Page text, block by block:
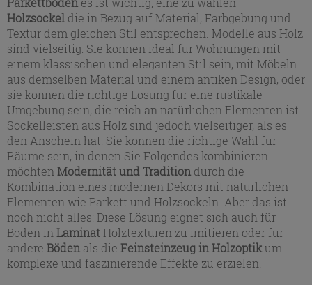
Holzsockel die in Bezug auf Material, Farbgebung und
Textur dem gleichen Stil entsprechen. Modelle aus Holz
sind vielseitig: Sie können ideal für Wohnungen mit
einem klassischen und eleganten Stil sein, mit Möbeln
aus demselben Material und einem antiken Design, oder
sie können die richtige Lösung für eine rustikale
Umgebung sein, die reich an natürlichen Elementen ist.
Sockelleisten aus Holz sind jedoch vielseitiger, als es
den Anschein hat: Sie können die richtige Wahl für
Räume sein, in denen Sie Folgendes kombinieren
möchten Modernität und Tradition durch die
Kombination eines modernen Dekors mit natürlichen
Elementen wie Parkett und Holzsockeln. Aber das ist
noch nicht alles: Diese Lösung eignet sich auch für
Böden in LaminatHolztexturen zu imitieren oder für
andere Böden als die Feinsteinzeug in Holzoptikum
komplexe und faszinierende Effekte zu erzielen.